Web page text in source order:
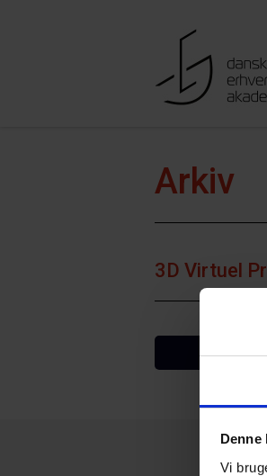
Denne
Vi
Arkiv
3D Virtuel
VIS